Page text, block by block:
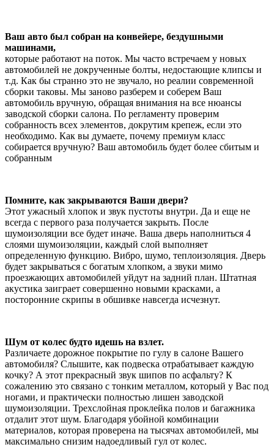
Ваш авто был собран на конвейере, бездушными
машинами,
которые работают на поток. Мы часто встречаем у новых
автомобилей не докрученные болты, недостающие клипсы и
т.д. Как бы странно это не звучало, но реалии современной
сборки таковы. Мы заново разберем и соберем Ваш
автомобиль вручную, обращая внимания на все нюансы
заводской сборки салона. По регламенту проверим
собранность всех элементов, докрутим крепеж, если это
необходимо. Как вы думаете, почему премиум класс
собирается вручную? Ваш автомобиль будет более сбитым и
собранным
Помните, как закрываются Ваши двери?
Этот ужасный хлопок и звук пустоты внутри. Да и еще не
всегда с первого раза получается закрыть. После
шумоизоляции все будет иначе. Ваша дверь наполниться 4
слоями шумоизоляции, каждый слой выполняет
определенную функцию. Вибро, шумо, теплоизоляция. Дверь
будет закрываться с богатым хлопком, а звуки мимо
проезжающих автомобилей уйдут на задний план. Штатная
акустика заиграет совершенно новыми красками, а
посторонние скрипы в обшивке навсегда исчезнут.
Шум от колес будто идешь на взлет.
Различаете дорожное покрытие по гулу в салоне Вашего
автомобиля? Слышите, как подвеска отрабатывает каждую
кочку? А этот прекрасный звук шипов по асфальту? К
сожалению это связано с тонким металлом, который у Вас под
ногами, и практически полностью лишен заводской
шумоизоляции. Трехслойная проклейка полов и багажника
отдалит этот шум. Благодаря убойной комбинации
материалов, которая проверена на тысячах автомобилей, мы
максимально снизим надоедливый гул от колес.